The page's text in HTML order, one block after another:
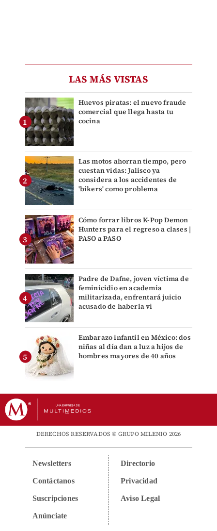
LAS MÁS VISTAS
Huevos piratas: el nuevo fraude
comercial que llega hasta tu
cocina
Las motos ahorran tiempo, pero
cuestan vidas: Jalisco ya
considera a los accidentes de
'bikers' como problema
Cómo forrar libros K-Pop Demon
Hunters para el regreso a clases |
PASO a PASO
Padre de Dafne, joven víctima de
feminicidio en academia
militarizada, enfrentará juicio
acusado de haberla vi
Embarazo infantil en México: dos
niñas al día dan a luz a hijos de
hombres mayores de 40 años
DERECHOS RESERVADOS © GRUPO MILENIO 2026
Newsletters
Contáctanos
Suscripciones
Anúnciate
Directorio
Privacidad
Aviso Legal